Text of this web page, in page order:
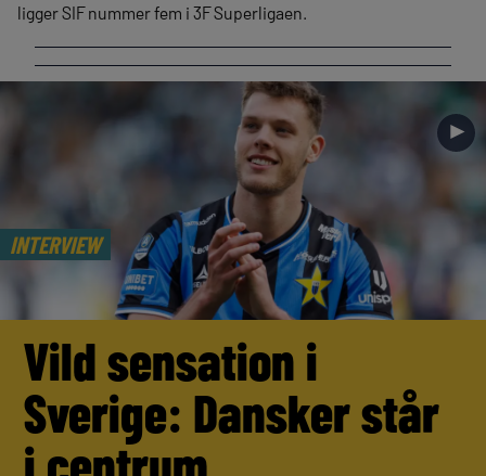
ligger SIF nummer fem i 3F Superligaen.
INTERVIEW
►
Vild sensation i
Sverige: Dansker står